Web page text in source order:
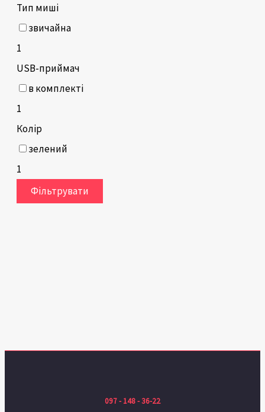
Тип миші
звичайна
1
USB-приймач
в комплекті
1
Колір
зелений
1
Фільтрувати
097 - 148 - 36-22